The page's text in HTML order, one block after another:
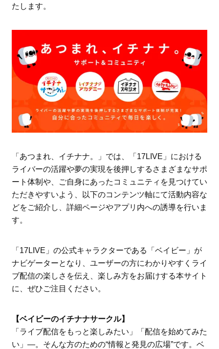
たします。
「あつまれ、イチナナ。」では、「17LIVE」における
ライバーの活躍や夢の実現を後押しするさまざまなサポ
ート体制や、ご自身にあったコミュニティを見つけてい
ただきやすいよう、以下のコンテンツ軸にて活動内容な
どをご紹介し、詳細ページやアプリ内への誘導を行いま
す。
「17LIVE」の公式キャラクターである「ベイビー」が
ナビゲーターとなり、ユーザーの方にわかりやすくライ
ブ配信の楽しさを伝え、楽しみ方をお届けする本サイト
に、ぜひご注目ください。
【ベイビーのイチナナサークル】
「ライブ配信をもっと楽しみたい」「配信を始めてみた
い」―。そんな方のための“情報と発見の広場”です。ベ